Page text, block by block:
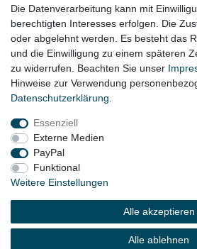
Lieferzeit etwa 1 bis 3
Die Datenverarbeitung kann mit
berechtigten Interesses erfolgen. Die
oder abgelehnt werden. Es besteht das
und die Einwilligung zu einem späteren
zu widerrufen. Beachten Sie unser
Hinweise zur Verwendung
Daten­schutz­erklärung
Essenziell
Externe Medien
PayPal
Funktional
Weitere Einstellungen
Alle akzeptieren
Alle ablehnen
Impressum
Widerrufs­recht
© Copyright 2026 | Alle Rechte